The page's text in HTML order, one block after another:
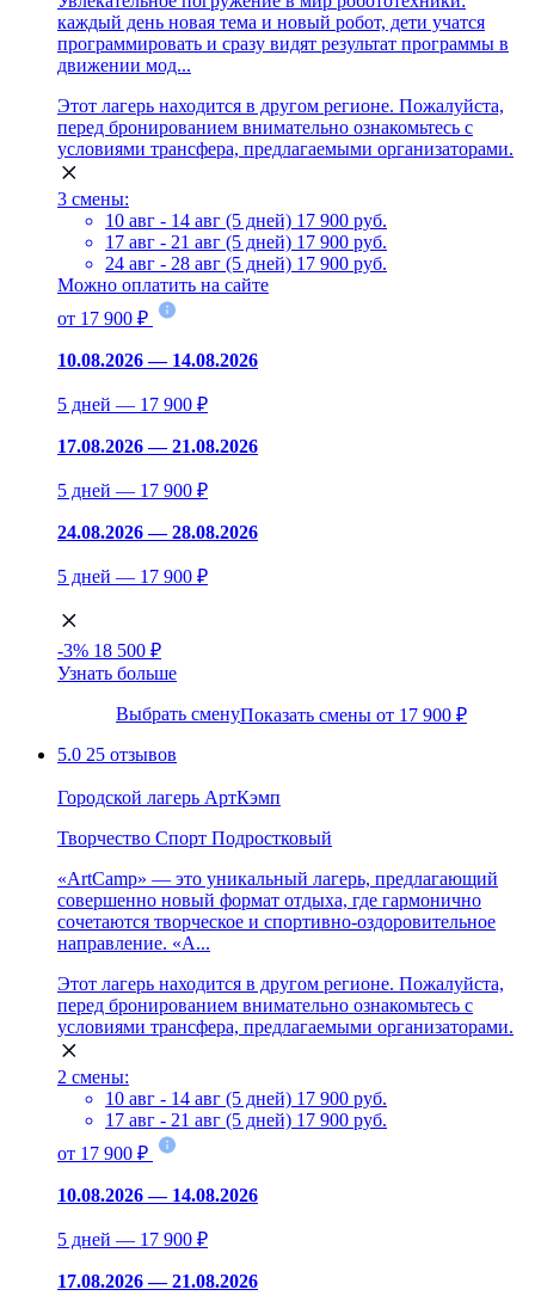
каждый день новая тема и новый робот, дети учатся
программировать и сразу видят результат программы в
движении мод...
Этот лагерь находится в другом регионе. Пожалуйста,
перед бронированием внимательно ознакомьтесь с
условиями трансфера, предлагаемыми организаторами.
3 смены:
10 авг - 14 авг (5 дней) 17 900 руб.
17 авг - 21 авг (5 дней) 17 900 руб.
24 авг - 28 авг (5 дней) 17 900 руб.
Можно оплатить на сайте
от 17 900 ₽
10.08.2026 — 14.08.2026
5 дней — 17 900 ₽
17.08.2026 — 21.08.2026
5 дней — 17 900 ₽
24.08.2026 — 28.08.2026
5 дней — 17 900 ₽
-3% 18 500 ₽
Узнать больше
Выбрать сменуПоказать смены от 17 900 ₽
5.0 25 отзывов
Городской лагерь АртКэмп
Творчество Спорт Подростковый
«ArtCamp» — это уникальный лагерь, предлагающий
совершенно новый формат отдыха, где гармонично
сочетаются творческое и спортивно-оздоровительное
направление. «A...
Этот лагерь находится в другом регионе. Пожалуйста,
перед бронированием внимательно ознакомьтесь с
условиями трансфера, предлагаемыми организаторами.
2 смены:
10 авг - 14 авг (5 дней) 17 900 руб.
17 авг - 21 авг (5 дней) 17 900 руб.
от 17 900 ₽
10.08.2026 — 14.08.2026
5 дней — 17 900 ₽
17.08.2026 — 21.08.2026